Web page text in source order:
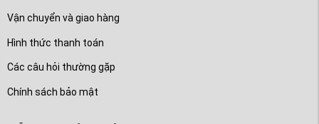
Vận chuyển và giao hàng
Hình thức thanh toán
Các câu hỏi thường gặp
Chính sách bảo mật